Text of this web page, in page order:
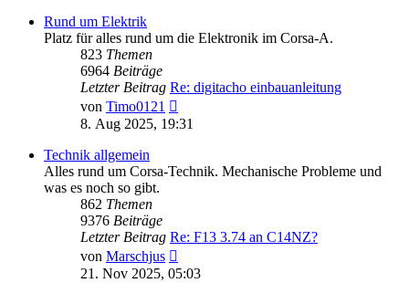
Rund um Elektrik
Platz für alles rund um die Elektronik im Corsa-A.
823 Themen
6964 Beiträge
Letzter Beitrag Re: digitacho einbauanleitung
von Timo0121
Beitrag
8. Aug 2025, 19:31
Technik allgemein
Alles rund um Corsa-Technik. Mechanische Probleme und
was es noch so gibt.
862 Themen
9376 Beiträge
Letzter Beitrag Re: F13 3.74 an C14NZ?
von Marschjus
Beitrag
21. Nov 2025, 05:03